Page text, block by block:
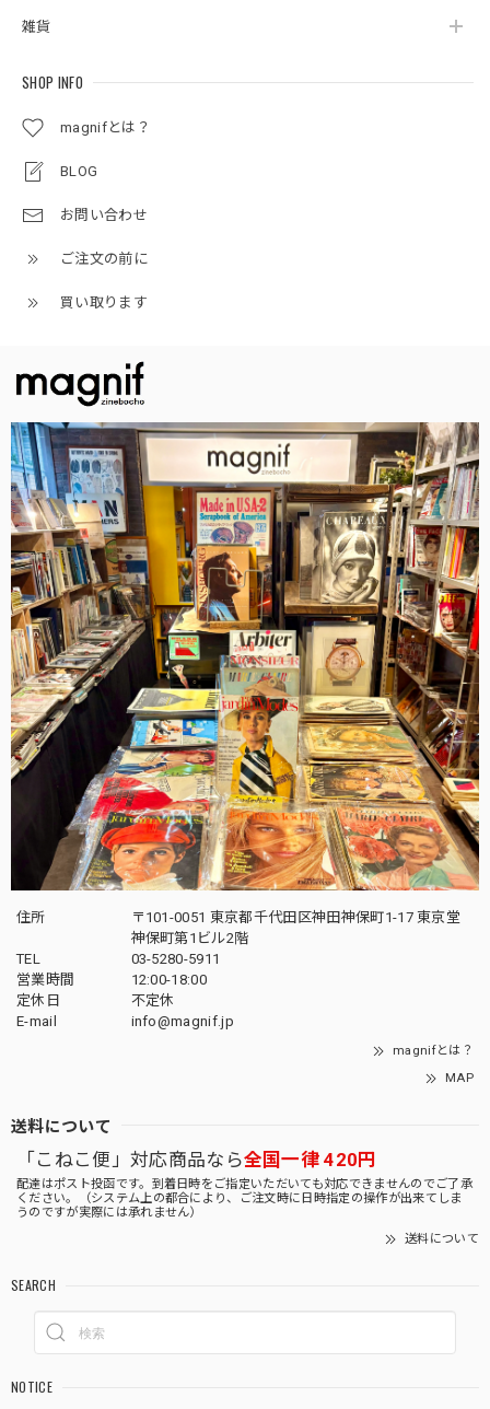
雑貨
SHOP INFO
magnifとは？
BLOG
お問い合わせ
ご注文の前に
買い取ります
住所
〒101-0051 東京都千代田区神田神保町1-17 東京堂
神保町第1ビル2階
TEL
03-5280-5911
営業時間
12:00-18:00
定休日
不定休
E-mail
info@magnif.jp
magnifとは？
MAP
送料について
「こねこ便」対応商品なら全国一律 420円
配達はポスト投函です。到着日時をご指定いただいても対応できませんのでご了承
ください。（システム上の都合により、ご注文時に日時指定の操作が出来てしま
うのですが実際には承れません）
送料について
SEARCH
NOTICE